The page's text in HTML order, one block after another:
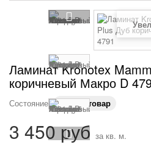
Ламинат Kronotex
коричневый Макро D
Состояние: Новый товар
3 450 руб за кв. м.